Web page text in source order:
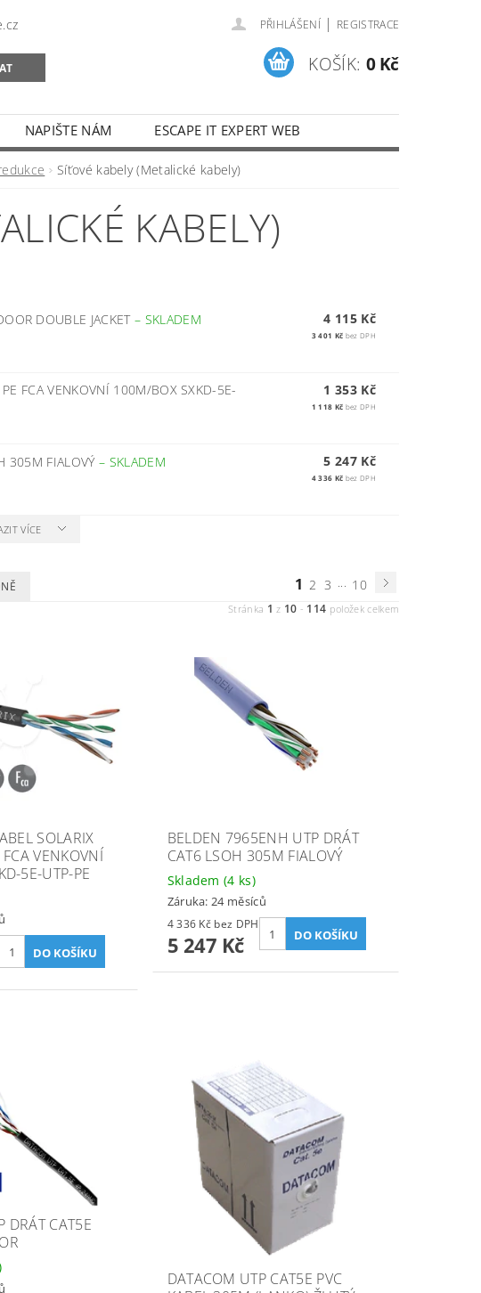
PŘIHLÁŠENÍ | REGISTRACE
KOŠÍK: 0 Kč
NAPIŠTE NÁM ESCAPE IT EXPERT WEB
Síťové kabely (Metalické kabely)
KABELY)
DOUBLE JACKET – SKLADEM 4 115 Kč
3 401 Kč bez DPH
FCA VENKOVNÍ 100M/BOX SXKD-5E-
1 353 Kč
1 118 Kč bez DPH
305M FIALOVÝ – SKLADEM 5 247 Kč
4 336 Kč bez DPH
VÍCE
1 2 3 ... 10
Stránka 1 z 10 - 114 položek celkem
SOLARIX
VENKOVNÍ
5E-UTP-PE
BELDEN 7965ENH UTP DRÁT
CAT6 LSOH 305M FIALOVÝ
Skladem(4 ks)
Záruka: 24 měsíců
4 336 Kč bez DPH
5 247 Kč
DRÁT CAT5E
DATACOM UTP CAT5E PVC